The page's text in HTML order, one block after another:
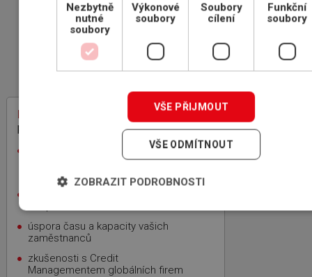
PROČ POJIŠŤOVAT
POHLEDÁVKY
INSCOM
– specialista na pojištění
pohledávek
rodinná firma, 100% český kapitál,
zkušenosti z mezinárodní sítě
specializovaných makléřů ICBA
úspora času a kapacity vašich
zaměstnanců
zkušenosti s Credit
Managementem globálních firem
Nezbytně
nutné
soubory
Výkonové
soubory
Soubory
cílení
Funkční
soubory
VŠE PŘIJMOUT
VŠE ODMÍTNOUT
ZOBRAZIT PODROBNOSTI